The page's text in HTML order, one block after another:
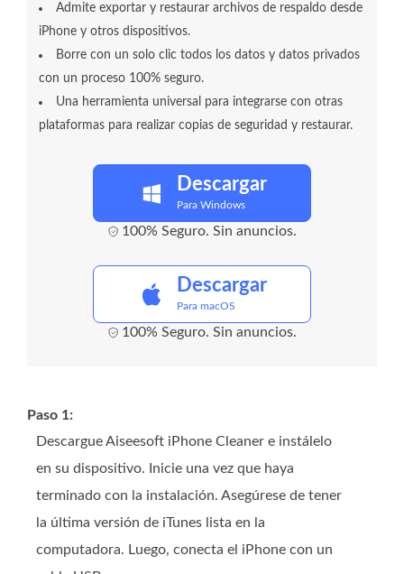
Admite exportar y restaurar archivos de respaldo desde
iPhone y otros dispositivos.
Borre con un solo clic todos los datos y datos privados
con un proceso 100% seguro.
Una herramienta universal para integrarse con otras
plataformas para realizar copias de seguridad y restaurar.
Descargar
Para Windows
100% Seguro. Sin anuncios.
Descargar
Para macOS
100% Seguro. Sin anuncios.
Paso 1:
Descargue Aiseesoft iPhone Cleaner e instálelo
en su dispositivo. Inicie una vez que haya
terminado con la instalación. Asegúrese de tener
la última versión de iTunes lista en la
computadora. Luego, conecta el iPhone con un